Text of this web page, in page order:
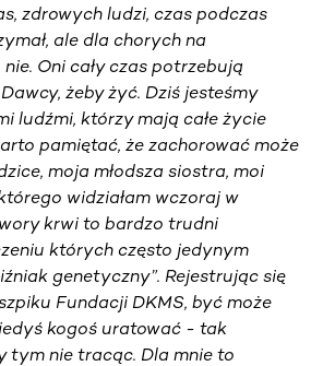
zdrowych ludzi, czas podczas
ale dla chorych na
Oni cały czas potrzebują
żeby żyć. Dziś jesteśmy
ludźmi, którzy mają całe życie
pamiętać, że zachorować może
moja młodsza siostra, moi
widziałam wczoraj w
krwi to bardzo trudni
których często jedynym
genetyczny”. Rejestrując się
Fundacji DKMS, być może
kogoś uratować - tak
tym nie tracąc. Dla mnie to